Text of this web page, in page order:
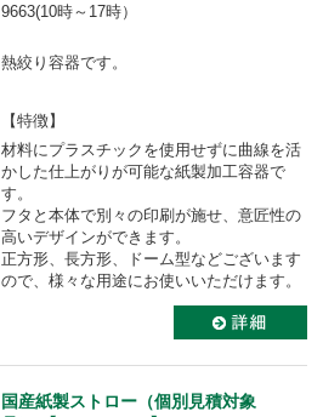
9663(10時～17時）
熱絞り容器です。
【特徴】
材料にプラスチックを使用せずに曲線を活
かした仕上がりが可能な紙製加工容器で
す。
フタと本体で別々の印刷が施せ、意匠性の
高いデザインができます。
正方形、長方形、ドーム型などございます
ので、様々な用途にお使いいただけます。
国産紙製ストロー（個別見積対象